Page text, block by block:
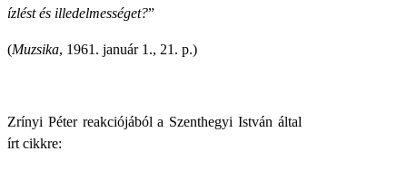
ízlést és illedelmességet?”
(Muzsika, 1961. január 1., 21. p.)
Zrínyi Péter reakciójából a Szenthegyi István által
írt cikkre: